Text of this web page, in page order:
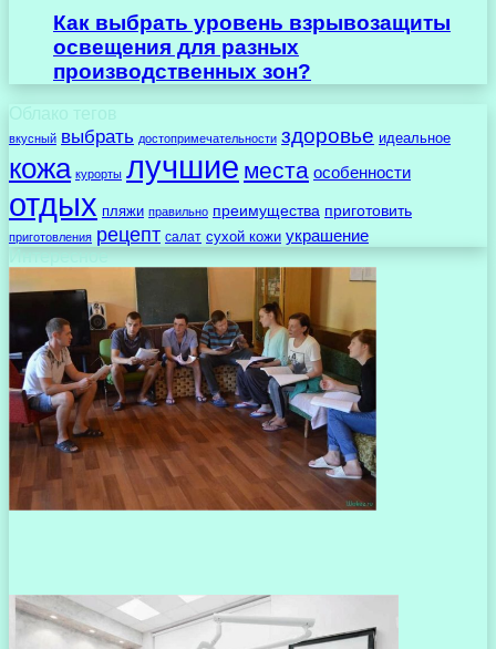
Как выбрать уровень взрывозащиты
освещения для разных
производственных зон?
Облако тегов
вкусный выбрать достопримечательности здоровье идеальное
кожа курорты лучшие места особенности
отдых пляжи правильно преимущества приготовить
приготовления рецепт салат сухой кожи украшение